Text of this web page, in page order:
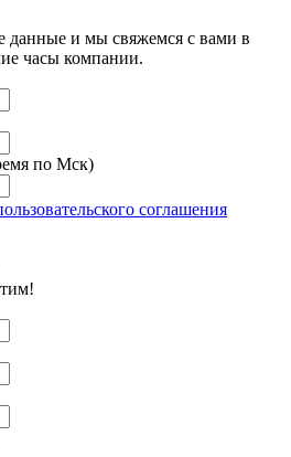
данные и мы свяжемся с вами в
часы компании.
по Мск)
соглашения